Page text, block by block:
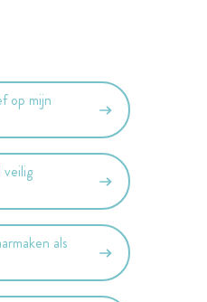
op mijn
als